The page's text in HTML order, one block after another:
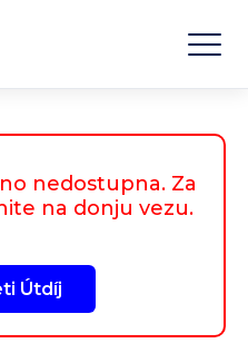
nedostupna. Za
na donju vezu.
Útdíj